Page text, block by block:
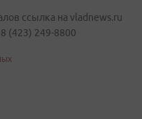
ссылка на vladnews.ru
(423) 249-8800